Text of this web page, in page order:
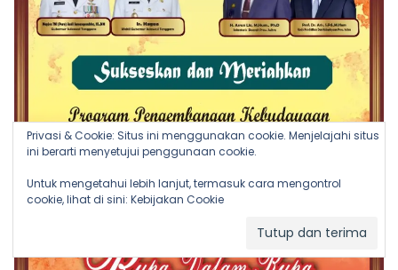
Privasi & Cookie: Situs ini menggunakan cookie. Menjelajahi situs
ini berarti menyetujui penggunaan cookie.
Untuk mengetahui lebih lanjut, termasuk cara mengontrol
cookie, lihat di sini: Kebijakan Cookie